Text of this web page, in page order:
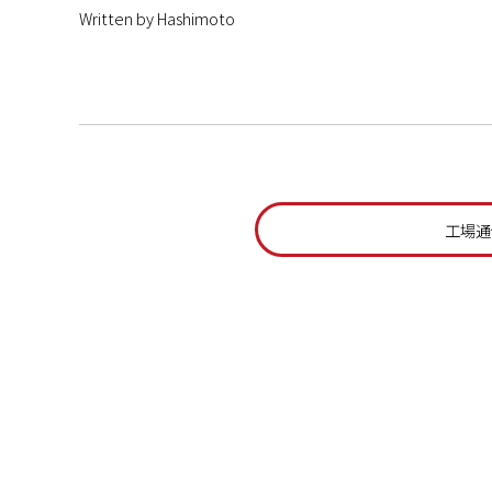
Written by Hashimoto
工場